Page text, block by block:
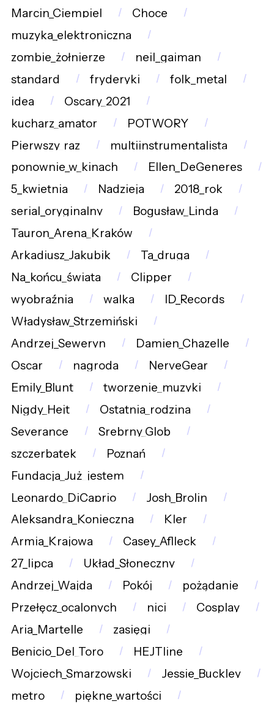
Marcin_Ciempiel
Choce
muzyka_elektroniczna
zombie_żołnierze
neil_gaiman
standard
fryderyki
folk_metal
idea
Oscary_2021
kucharz_amator
POTWORY
Pierwszy_raz
multiinstrumentalista
ponownie_w_kinach
Ellen_DeGeneres
5_kwietnia
Nadzieja
2018_rok
serial_oryginalny
Bogusław_Linda
Tauron_Arena_Kraków
Arkadiusz_Jakubik
Ta_druga
Na_końcu_świata
Clipper
wyobraźnia
walka
ID_Records
Władysław_Strzemiński
Andrzej_Seweryn
Damien_Chazelle
Oscar
nagroda
NerveGear
Emily_Blunt
tworzenie_muzyki
Nigdy_Hejt
Ostatnia_rodzina
Severance
Srebrny_Glob
szczerbatek
Poznań
Fundacja_Już_jestem
Leonardo_DiCaprio
Josh_Brolin
Aleksandra_Konieczna
Kler
Armia_Krajowa
Casey_Aflleck
27_lipca
Układ_Słoneczny
Andrzej_Wajda
Pokój
pożądanie
Przełęcz_ocalonych
nici
Cosplay
Aria_Martelle
zasięgi
Benicio_Del_Toro
HEJTline
Wojciech_Smarzowski
Jessie_Buckley
metro
piękne_wartości